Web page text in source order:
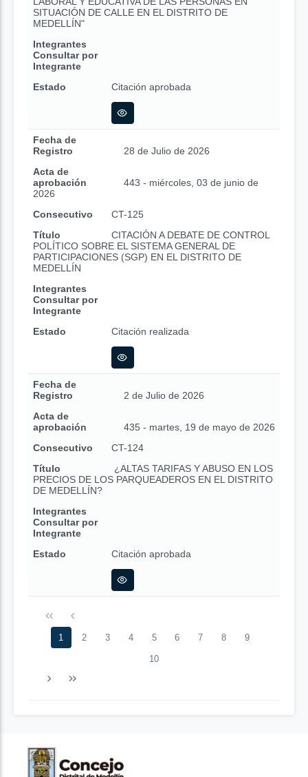
SITUACIÓN DE CALLE EN EL DISTRITO DE
MEDELLÍN"
Integrantes
Consultar por
Integrante
Estado
Citación aprobada
Fecha de
Registro
28 de Julio de 2026
Acta de
aprobación
443 - miércoles, 03 de junio de
2026
Consecutivo
CT-125
Título
CITACIÓN A DEBATE DE CONTROL
POLÍTICO SOBRE EL SISTEMA GENERAL DE
PARTICIPACIONES (SGP) EN EL DISTRITO DE
MEDELLÍN
Integrantes
Consultar por
Integrante
Estado
Citación realizada
Fecha de
Registro
2 de Julio de 2026
Acta de
aprobación
435 - martes, 19 de mayo de 2026
Consecutivo
CT-124
Título
¿ALTAS TARIFAS Y ABUSO EN LOS
PRECIOS DE LOS PARQUEADEROS EN EL DISTRITO
DE MEDELLÍN?
Integrantes
Consultar por
Integrante
Estado
Citación aprobada
1 2 3 4 5 6 7 8 9
10